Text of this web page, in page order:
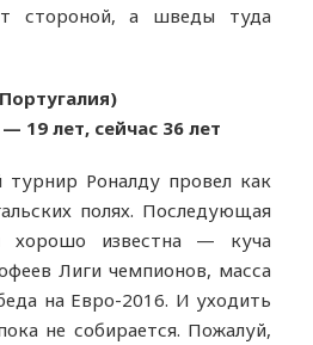
стороной, а шведы туда
19 лет, сейчас 36 лет
Роналду провел как
полях. Последующая
хорошо известна — куча
Лиги чемпионов, масса
на Евро-2016. И уходить
не собирается. Пожалуй,